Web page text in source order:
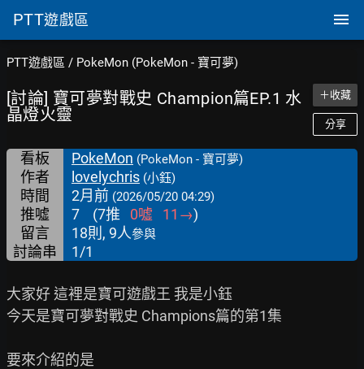
PTT遊戲區
PTT遊戲區 / PokeMon (PokeMon - 寶可夢)
[討論] 寶可夢對戰史 Champion篇EP.1 水
晶燈火靈
＋收藏
分享
看板 PokeMon (PokeMon - 寶可夢)
作者 lovelychris (小鈺)
時間 2月前 (2026/05/20 04:29)
推噓 7 (7推 0噓 11 →)
留言
18則, 9人參與
討論串 1/1
大家好 這裡是寶可遊戲王 我是小鈺
今天是寶可夢對戰史 Champions篇的第1集
要來介紹的是